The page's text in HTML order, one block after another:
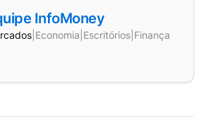
InfoMoney
Economia Escritórios Finanças